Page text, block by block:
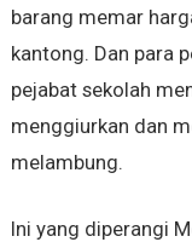
barang memar
kantong. Dan para
pejabat sekolah
menggiurkan dan
melambung.
Ini yang diperangi